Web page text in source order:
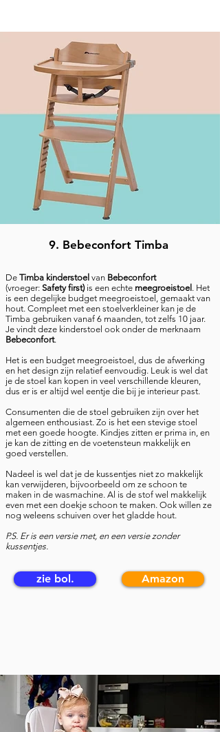
9. Bebeconfort Timba
De Timba kinderstoel van Bebeconfort
(vroeger: Safety first)is een echte meegroeistoel . Het
is een degelijke budget meegroeistoel, gemaakt van
hout. Compleet met een stoelverkleiner kan je de
Timba gebruiken vanaf 6 maanden, tot zelfs 10 jaar.
Je vindt deze kinderstoel ook onder de merknaam
Bebeconfort.
Het is een budget meegroeistoel, dus de afwerking
en het design zijn relatief eenvoudig. Leuk is wel dat
je de stoel kan kopen in veel verschillende kleuren,
dus er is er altijd wel eentje die bij je interieur past.
Consumenten die de stoel gebruiken zijn over het
algemeen enthousiast. Zo is het een stevige stoel
met een goede hoogte. Kindjes zitten er prima in, en
je kan de zitting en de voetensteun makkelijk en
goed verstellen.
Nadeel is wel dat je de kussentjes niet zo makkelijk
kan verwijderen, bijvoorbeeld om ze schoon te
maken in de wasmachine. Al is de stof wel makkelijk
even met een doekje schoon te maken. Ook willen ze
nog weleens schuiven over het gladde hout.
P.S. Er is een versie met, en een versie zonder
kussentjes.
zie bol. Amazon